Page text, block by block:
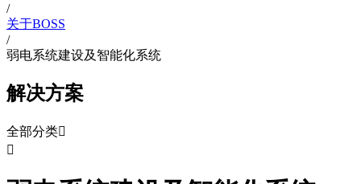
/
关于BOSS
/
弱电系统建设及智能化系统
解决方案
全部分类
